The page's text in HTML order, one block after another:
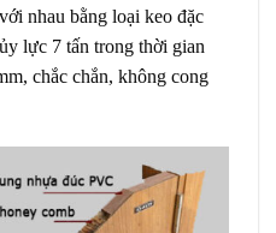
nhau bằng loại keo đặc
lực 7 tấn trong thời gian
chắc chắn, không cong